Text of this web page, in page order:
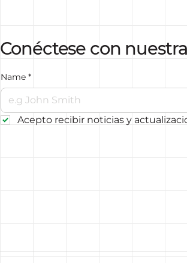
Conéctese con
Name *
Acepto recibir noticias y